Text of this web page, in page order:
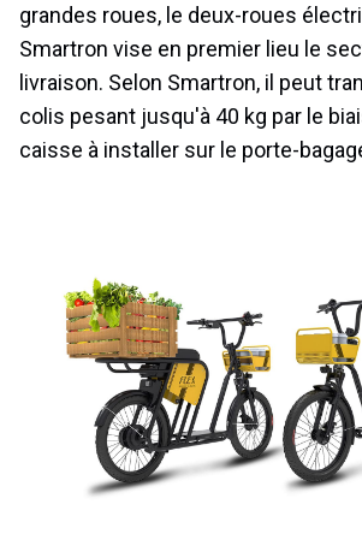
grandes roues, le deux-roues
Smartron vise en premier lieu le
livraison. Selon Smartron, il peut
colis pesant jusqu'à 40 kg par le
caisse à installer sur le porte-